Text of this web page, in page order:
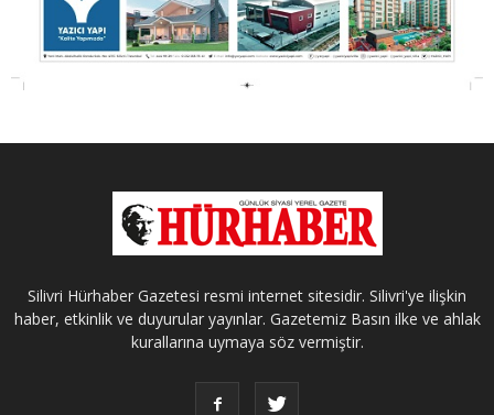
Silivri Hürhaber Gazetesi resmi internet sitesidir. Silivri'ye ilişkin
haber, etkinlik ve duyurular yayınlar. Gazetemiz Basın ilke ve ahlak
kurallarına uymaya söz vermiştir.